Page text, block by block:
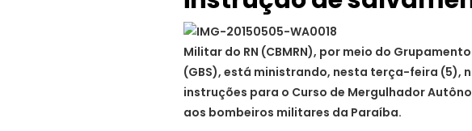
Militar do RN (CBMRN), por meio do
(GBS), está ministrando, nesta terça-feira (5),
instruções para o Curso de Mergulhador
aos bombeiros militares da Paraíba.